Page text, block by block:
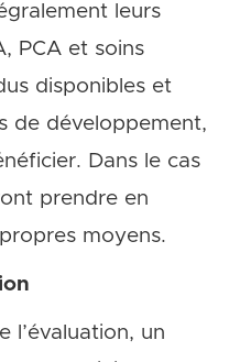
leurs
PCA et soins
disponibles et
de développement,
Dans le cas
prendre en
moyens.
l’évaluation, un